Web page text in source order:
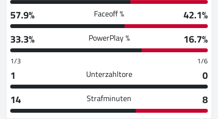
57.9%
Faceoff %
42.1%
33.3%
PowerPlay % 16.7%
1/3 1/6
1 Unterzahltore
0
14
Strafminuten
8